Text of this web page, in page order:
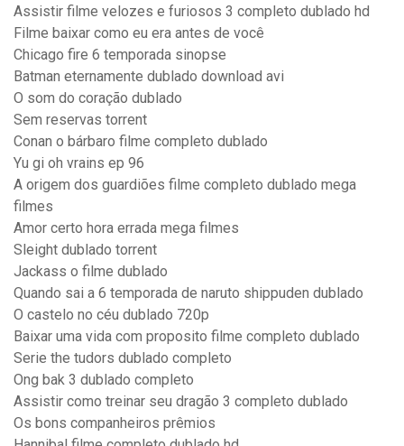
Assistir filme velozes e furiosos 3 completo dublado hd
Filme baixar como eu era antes de você
Chicago fire 6 temporada sinopse
Batman eternamente dublado download avi
O som do coração dublado
Sem reservas torrent
Conan o bárbaro filme completo dublado
Yu gi oh vrains ep 96
A origem dos guardiões filme completo dublado mega
filmes
Amor certo hora errada mega filmes
Sleight dublado torrent
Jackass o filme dublado
Quando sai a 6 temporada de naruto shippuden dublado
O castelo no céu dublado 720p
Baixar uma vida com proposito filme completo dublado
Serie the tudors dublado completo
Ong bak 3 dublado completo
Assistir como treinar seu dragão 3 completo dublado
Os bons companheiros prêmios